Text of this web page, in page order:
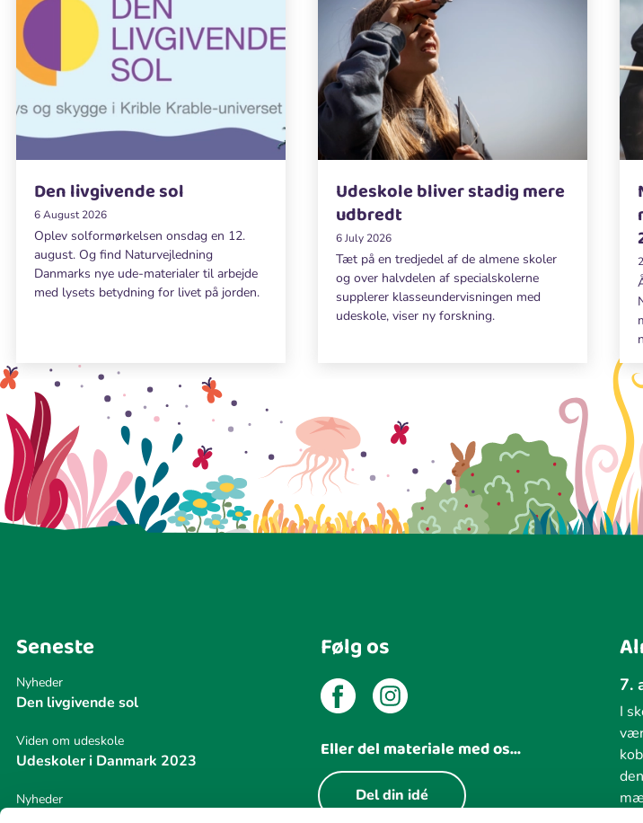
Den livgivende sol
6 August 2026
Oplev solformørkelsen onsdag en 12.
august. Og find Naturvejledning
Danmarks nye ude-materialer til arbejde
med lysets betydning for livet på jorden.
Udeskole bliver stadig mere
udbredt
6 July 2026
Tæt på en tredjedel af de almene skoler
og over halvdelen af specialskolerne
supplerer klasseundervisningen med
udeskole, viser ny forskning.
Seneste
Nyheder
Den livgivende sol
Viden om udeskole
Udeskoler i Danmark 2023
Nyheder
Følg os
Eller del materiale med os...
Del din idé
7.
I